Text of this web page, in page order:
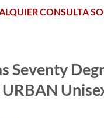
CONSULTA
Seventy